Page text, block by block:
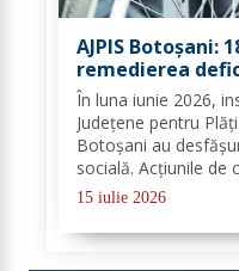
AJPIS Botoșani:
remedierea
valoare de
sociali
În luna iunie 2026,
Județene pentru
Botoșani au
socială. Acțiunile de
sunt respectate
15 iulie 2026